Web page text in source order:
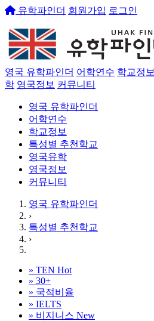
유학파인더 회원가입 로그인
영국 유학파인더 어학연수 학교정보
학 영국정보 커뮤니티
영국 유학파인더
어학연수
학교정보
특성별 추천학교
영국유학
영국정보
커뮤니티
영국 유학파인더
›
특성별 추천학교
›
» TEN Hot
» 30+
» 국적비율
» IELTS
» 비지니스 New